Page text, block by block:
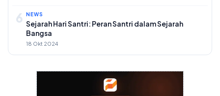
6 NEWS
Sejarah Hari Santri: Peran Santri dalam Sejarah
Bangsa
18 Okt 2024